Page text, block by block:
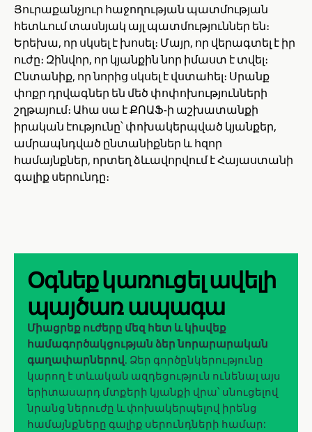
Յուրաքանչյուր հաջողության պատմության
հետևում տասնյակ այլ պատմություններ են։
Երեխա, որ սկսել է խոսել։ Մայր, որ վերագտել է իր
ուժը։ Զինվոր, որ կյանքին նոր իմաստ է տվել։
Ընտանիք, որ նորից սկսել է վստահել։ Սրանք
փոքր դրվագներ են մեծ փոփոխությունների
շղթայում։ Ահա սա է ՔՈԱՖ-ի աշխատանքի
իրական էությունը՝ փոխակերպված կյանքեր,
ամրապնդված ընտանիքներ և հզոր
համայնքներ, որտեղ ձևավորվում է Հայաստանի
գալիք սերունդը։
Օգնեք կառուցել ավելի
պայծառ ապագա
Միացրեք ուժերը մեզ հետ և կիսվեք
համագործակցության ձեր նորարարական
գաղափարներով. Ձեր գործընկերությունը
կարող է տևական ազդեցություն ունենալ այս
երիտասարդ մտքերի կյանքի վրա՝ սնուցելով
նրանց ներուժը և փոխակերպելով իրենց
համայնքները գալիք սերունդների համար: